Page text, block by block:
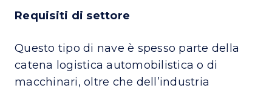
Requisiti di settore
Questo tipo di nave è spesso parte della
catena logistica automobilistica o di
macchinari, oltre che dell’industria